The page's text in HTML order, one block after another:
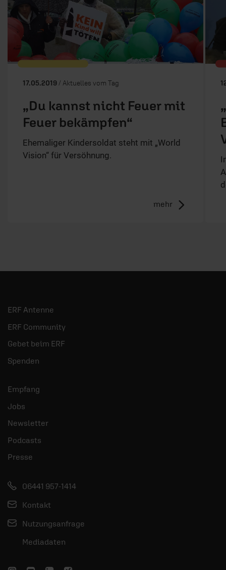
17.05.2019 / Aktuelles vom Tag
„Du kannst nicht Feuer mit
Feuer bekämpfen“
Ehemaliger Kindersoldat steht mit „World
Vision“ für Versöhnung.
mehr
ERF Antenne
ERF Community
Gebet beim ERF
Spenden
Empfang
Jobs
Newsletter
Podcasts
Presse
06441 957-1414
Kontakt
Nutzungsanfrage
Mediadaten